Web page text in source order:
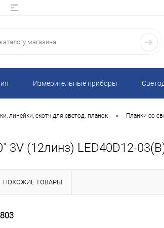
Измерительные приборы
линейки, скотч для светод. планок • Планки со
3V (12линз) LED40D12-
ПОХОЖИЕ ТОВАРЫ